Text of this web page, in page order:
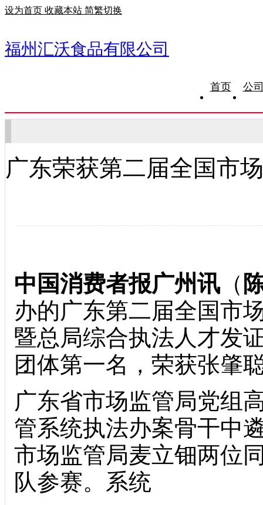
设为首页 收藏本站 简繁切换
福州汇沃食品有限公司
首页 公
广东荣获第二届全国市
中国消费者报广州讯 （
办的广东第二届全国市
暨总局综合执法人才发
团体第一名，荣获张肇
广东省市场监管局党组
管系统执法办案骨干中
市场监管局麦立钿两位
队参赛。系统